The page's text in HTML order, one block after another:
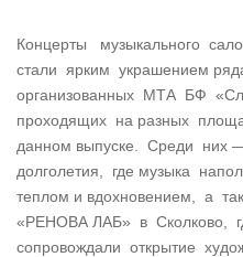
Концерты музыкального
стали ярким украшением
организованных МТА БФ
проходящих на разных
данном выпуске. Среди них
долголетия, где музыка
теплом и вдохновением, а
«РЕНОВА ЛАБ» в Сколково,
сопровождали открытие